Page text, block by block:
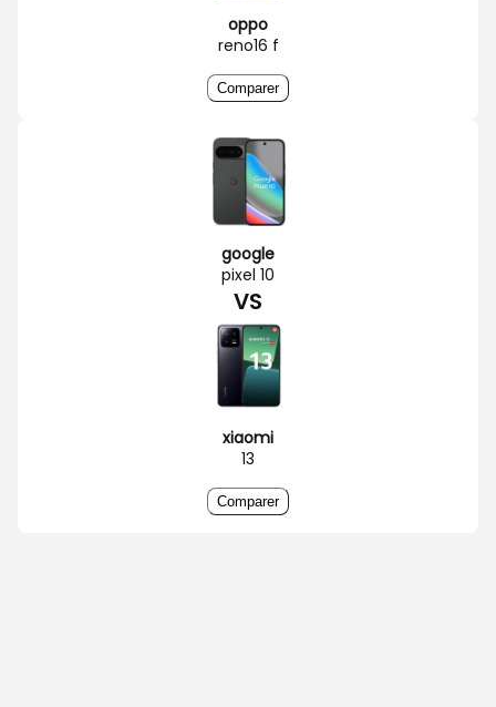
oppo
reno16 f
Comparer
google
pixel 10
VS
xiaomi
13
Comparer